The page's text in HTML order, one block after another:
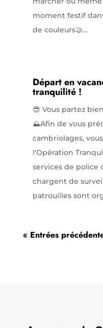
moment festif
de couleurs🤝...
Départ en
tranquilité !
😎 Vous partez
⛰️Afin de vous
cambriolages,
l'Opération
services de police
chargent de
patrouilles sont
« Entrées